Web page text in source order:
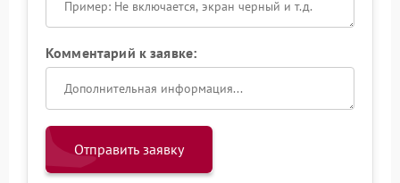
Комментарий к заявке:
Отправить заявку